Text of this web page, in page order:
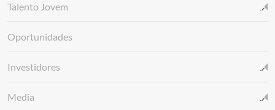
Talento Jovem
Oportunidades
Investidores
Media